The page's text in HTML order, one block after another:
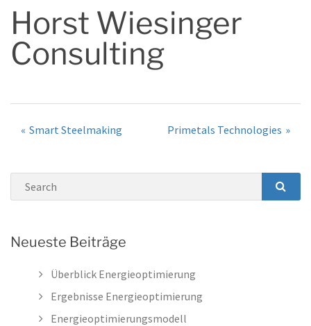
Horst Wiesinger
Consulting
Post
Smart Steelmaking Primetals Technologies
Search
Neueste Beiträge
Überblick Energieoptimierung
Ergebnisse Energieoptimierung
Energieoptimierungsmodell